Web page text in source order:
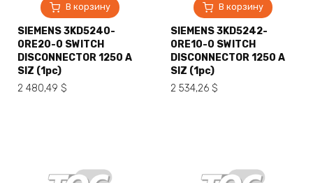
В корзину
SIEMENS 3KD5240-
0RE20-0 SWITCH
DISCONNECTOR 1250 A
SIZ (1pc)
2 480,49 $
В корзину
SIEMENS 3KD5242-
0RE10-0 SWITCH
DISCONNECTOR 1250 A
SIZ (1pc)
2 534,26 $